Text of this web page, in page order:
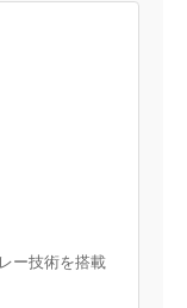
ー技術を搭載